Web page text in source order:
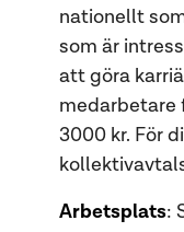
nationellt
som är
att göra
medarbetare
3000 kr. För
Arbetsplats: